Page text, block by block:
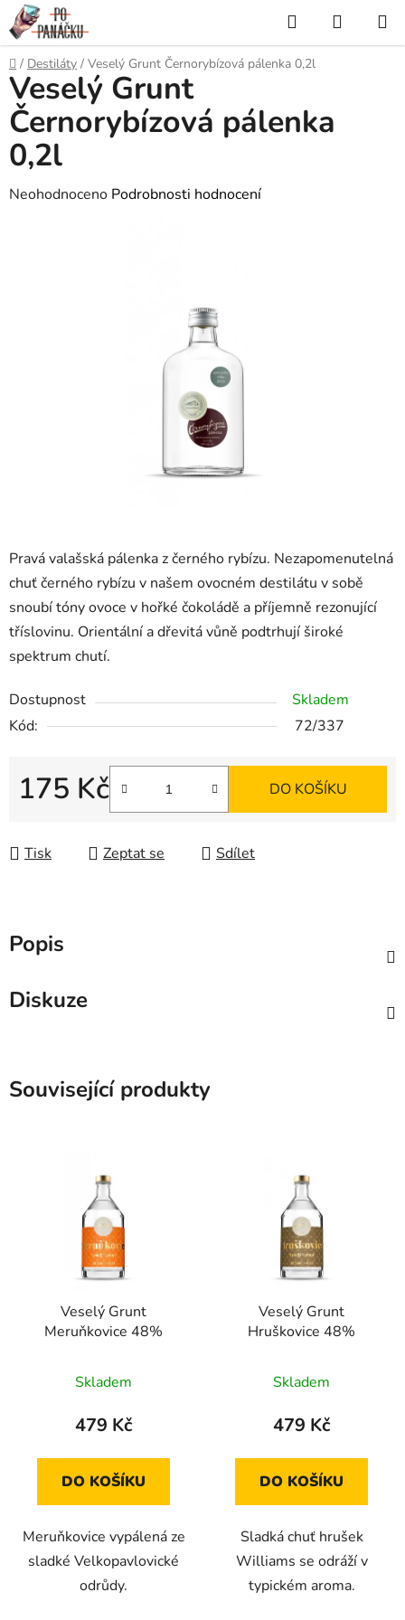
Přejít
na
obsah
Hledat
KOŠÍK
Domů
/ Destiláty / Veselý Grunt Černorybízová pálenka 0,2l
Pravá valašská pálenka z černého rybízu. Nezapomenutelná
chuť černého rybízu v našem ovocném destilátu v sobě
snoubí tóny ovoce v hořké čokoládě a příjemně rezonující
tříslovinu. Orientální a dřevitá vůně podtrhují široké
spektrum chutí.
Dostupnost
Skladem
Kód:
72/337
175 Kč DO KOŠÍKU
Tisk Zeptat se Sdílet
Veselý Grunt
Černorybízová pálenka
0,2l
Průměrné
Neohodnoceno Podrobnosti hodnocení
Popis
Diskuze
Související produkty
Veselý Grunt
Meruňkovice 48%
hodnocení
produktu
5,0
z
hvězdiček.
Skladem
479 Kč
DO KOŠÍKU
Meruňkovice vypálená ze
sladké Velkopavlovické
odrůdy.
Veselý Grunt
Hruškovice 48%
Skladem
479 Kč
DO KOŠÍKU
Sladká chuť hrušek
Williams se odráží v
typickém aroma.